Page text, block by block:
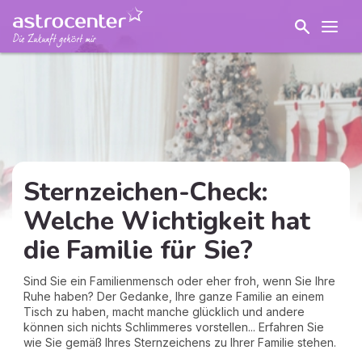
Sternzeichen-Check:
Welche Wichtigkeit hat
die Familie für Sie?
Sind Sie ein Familienmensch oder eher froh, wenn Sie Ihre
Ruhe haben? Der Gedanke, Ihre ganze Familie an einem
Tisch zu haben, macht manche glücklich und andere
können sich nichts Schlimmeres vorstellen... Erfahren Sie
wie Sie gemäß Ihres Sternzeichens zu Ihrer Familie stehen.